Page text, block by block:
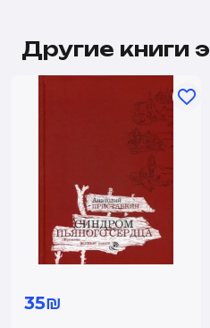
Другие книги
35₪